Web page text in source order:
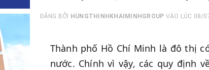
ĐĂNG BỞI HUNGTHINHKHAIMINHGROUP VÀO LÚC 08/
Thành phố Hồ Chí Minh là đô thị
nước. Chính vì vậy, các quy định